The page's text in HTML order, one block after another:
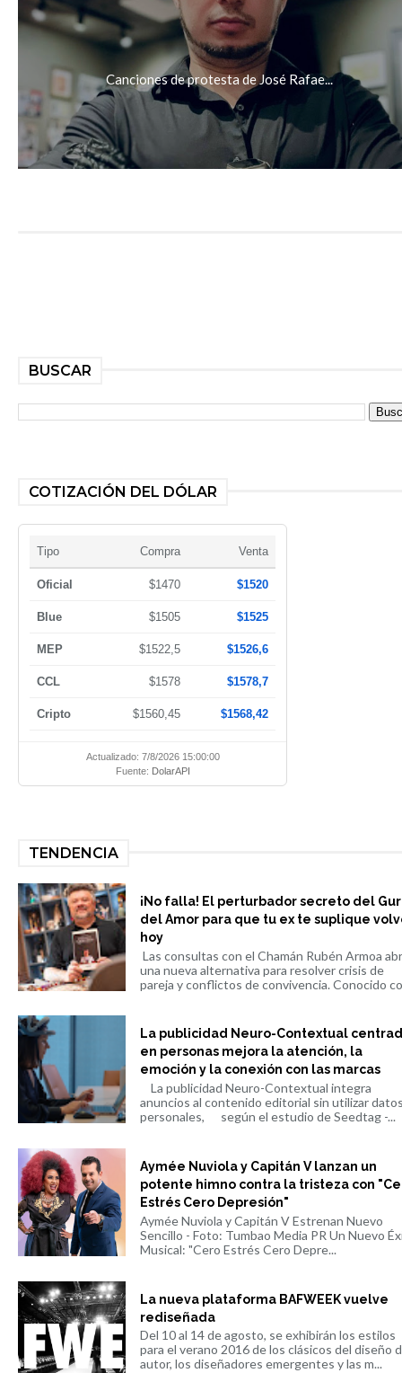
Canciones de protesta de José Rafae...
BUSCAR
COTIZACIÓN DEL DÓLAR
Tipo Compra Venta
Oficial $1470 $1520
Blue $1505 $1525
MEP $1522,5 $1526,6
CCL $1578 $1578,7
Cripto $1560,45 $1568,42
Actualizado: 7/8/2026 15:00:00
Fuente: DolarAPI
TENDENCIA
¡No falla! El perturbador secreto del
del Amor para que tu ex te suplique
hoy
Las consultas con el Chamán Rubén Armoa
una nueva alternativa para resolver crisis de
pareja y conflictos de convivencia. Conocido
La publicidad Neuro-Contextual
en personas mejora la atención, la
emoción y la conexión con las marcas
La publicidad Neuro-Contextual integra
anuncios al contenido editorial sin utilizar
personales, según el estudio de Seedtag -...
Aymée Nuviola y Capitán V lanzan un
potente himno contra la tristeza con
Estrés Cero Depresión"
Aymée Nuviola y Capitán V Estrenan Nuevo
Sencillo - Foto: Tumbao Media PR Un Nuevo
Musical: "Cero Estrés Cero Depre...
La nueva plataforma BAFWEEK vuelve
rediseñada
Del 10 al 14 de agosto, se exhibirán los estilos
para el verano 2016 de los clásicos del diseño
autor, los diseñadores emergentes y las m...